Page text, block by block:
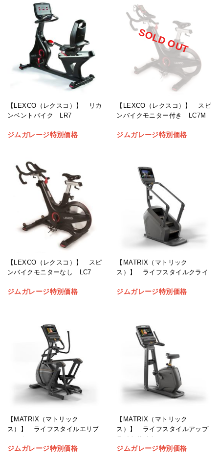
【LEXCO（レクスコ）】 リカ
ンベントバイク LR7
ジムガレージ特別価格
SOLD OUT
【LEXCO（レクスコ）】 スピ
ンバイクモニター付き LC7M
ジムガレージ特別価格
【LEXCO（レクスコ）】 スピ
ンバイクモニターなし LC7
ジムガレージ特別価格
【MATRIX（マトリック
ス）】 ライフスタイルクライ
ジムガレージ特別価格
【MATRIX（マトリック
ス）】 ライフスタイルエリプ
ジムガレージ特別価格
【MATRIX（マトリック
ス）】 ライフスタイルアップ
ライトサイクル
ジムガレージ特別価格